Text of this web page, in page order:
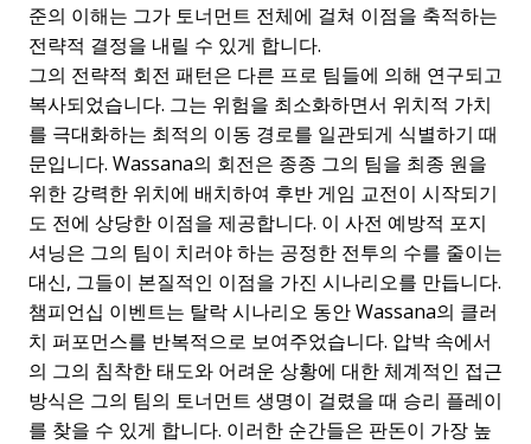
준의 이해는 그가 토너먼트 전체에 걸쳐 이점을 축적하는
전략적 결정을 내릴 수 있게 합니다.
그의 전략적 회전 패턴은 다른 프로 팀들에 의해 연구되고
복사되었습니다. 그는 위험을 최소화하면서 위치적 가치
를 극대화하는 최적의 이동 경로를 일관되게 식별하기 때
문입니다. Wassana의 회전은 종종 그의 팀을 최종 원을
위한 강력한 위치에 배치하여 후반 게임 교전이 시작되기
도 전에 상당한 이점을 제공합니다. 이 사전 예방적 포지
셔닝은 그의 팀이 치러야 하는 공정한 전투의 수를 줄이는
대신, 그들이 본질적인 이점을 가진 시나리오를 만듭니다.
챔피언십 이벤트는 탈락 시나리오 동안 Wassana의 클러
치 퍼포먼스를 반복적으로 보여주었습니다. 압박 속에서
의 그의 침착한 태도와 어려운 상황에 대한 체계적인 접근
방식은 그의 팀의 토너먼트 생명이 걸렸을 때 승리 플레이
를 찾을 수 있게 합니다. 이러한 순간들은 판돈이 가장 높